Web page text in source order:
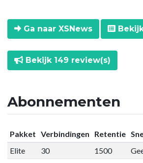
Ga naar XSNews
Bekijk 149 review(s)
Abonnementen
Pakket Verbindingen Retentie
Elite
30 1500